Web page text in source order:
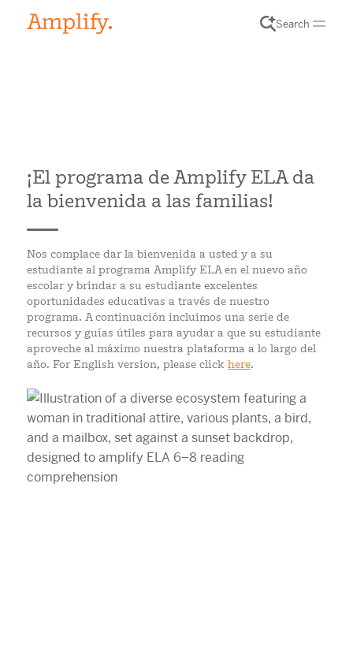
Search
¡El programa de Amplify ELA da
la bienvenida a las familias!
Nos complace dar la bienvenida a usted y a su
estudiante al programa Amplify ELA en el nuevo año
escolar y brindar a su estudiante excelentes
oportunidades educativas a través de nuestro
programa. A continuación incluimos una serie de
recursos y guías útiles para ayudar a que su estudiante
aproveche al máximo nuestra plataforma a lo largo del
año. For English version, please click here.